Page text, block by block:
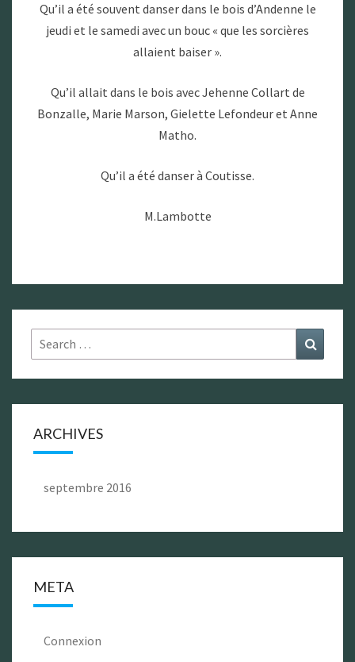
Qu’il a été souvent danser dans le bois d’Andenne le
jeudi et le samedi avec un bouc « que les sorcières
allaient baiser ».
Qu’il allait dans le bois avec Jehenne Collart de
Bonzalle, Marie Marson, Gielette Lefondeur et Anne
Matho.
Qu’il a été danser à Coutisse.
M.Lambotte
Search
for:
ARCHIVES
septembre 2016
META
Connexion